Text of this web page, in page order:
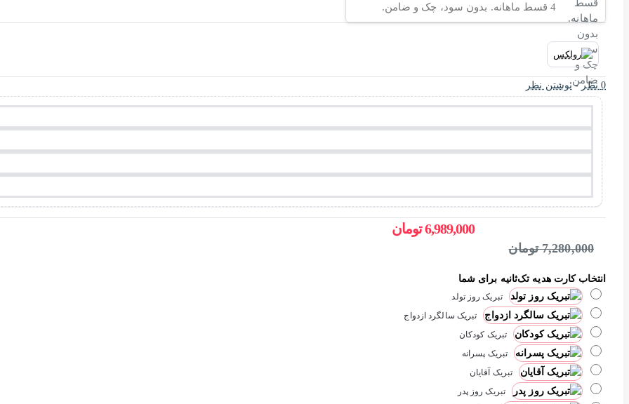
4 قسط ماهانه. بدون سود، چک و ضامن.
0 نظر - نوشتن نظر
6,989,000 تومان
7,280,000 تومان
انتخاب کارت هدیه تک‌ثانیه برای شما
تبریک روز تولد
تبریک سالگرد ازدواج
تبریک کودکان
تبریک پسرانه
تبریک آقایان
تبریک روز پدر